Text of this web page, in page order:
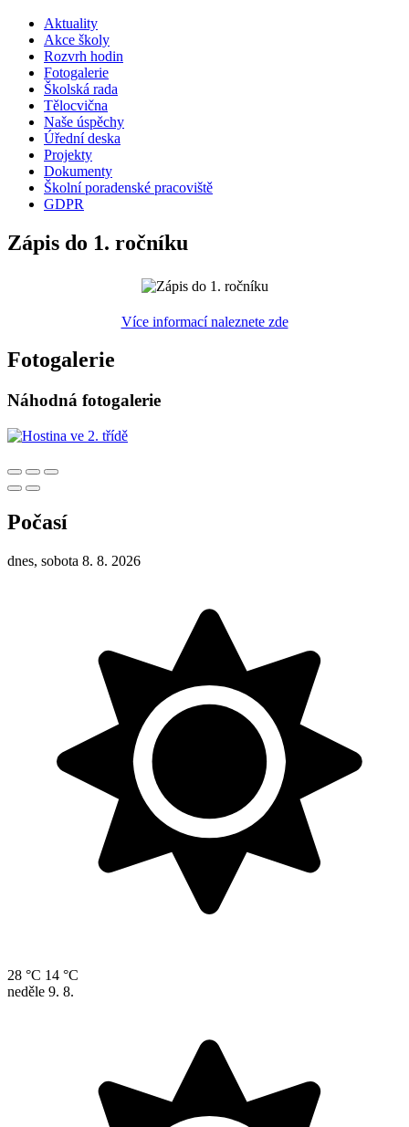
Aktuality
Akce školy
Rozvrh hodin
Fotogalerie
Školská rada
Tělocvična
Naše úspěchy
Úřední deska
Projekty
Dokumenty
Školní poradenské pracoviště
GDPR
Zápis do 1. ročníku
Více informací naleznete zde
Fotogalerie
Náhodná fotogalerie
Počasí
dnes, sobota 8. 8. 2026
28 °C 14 °C
neděle 9. 8.